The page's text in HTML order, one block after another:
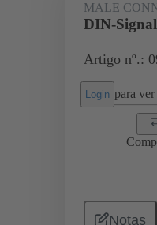
MALE
DIN-
Artigo nº.:
Login para
Notas